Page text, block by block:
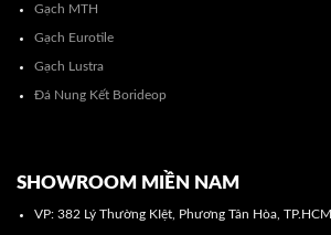
Gạch MTH
Gạch Eurotile
Gạch Lustra
Đá Nung Kết Borideop
SHOWROOM MIỀN NAM
VP: 382 Lý Thường KIệt, Phương Tân Hòa, TP.HCM